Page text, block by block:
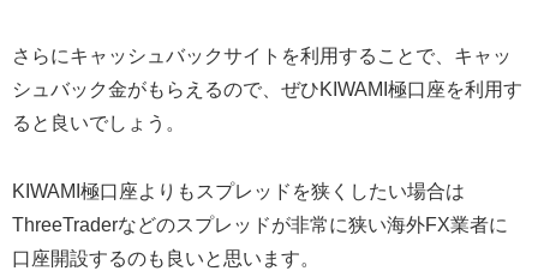
さらにキャッシュバックサイトを利用することで、キャッ
シュバック金がもらえるので、ぜひKIWAMI極口座を利用す
ると良いでしょう。
KIWAMI極口座よりもスプレッドを狭くしたい場合は
ThreeTraderなどのスプレッドが非常に狭い海外FX業者に
口座開設するのも良いと思います。